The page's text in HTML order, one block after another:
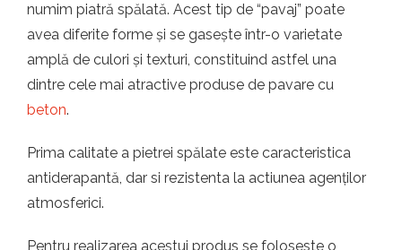
numim piatră spălată. Acest tip de “pavaj” poate
avea diferite forme și se gasește într-o varietate
amplă de culori și texturi, constituind astfel una
dintre cele mai atractive produse de pavare cu
beton.
Prima calitate a pietrei spălate este caracteristica
antiderapantă, dar si rezistenta la actiunea agenților
atmosferici.
Pentru realizarea acestui produs se foloseste o